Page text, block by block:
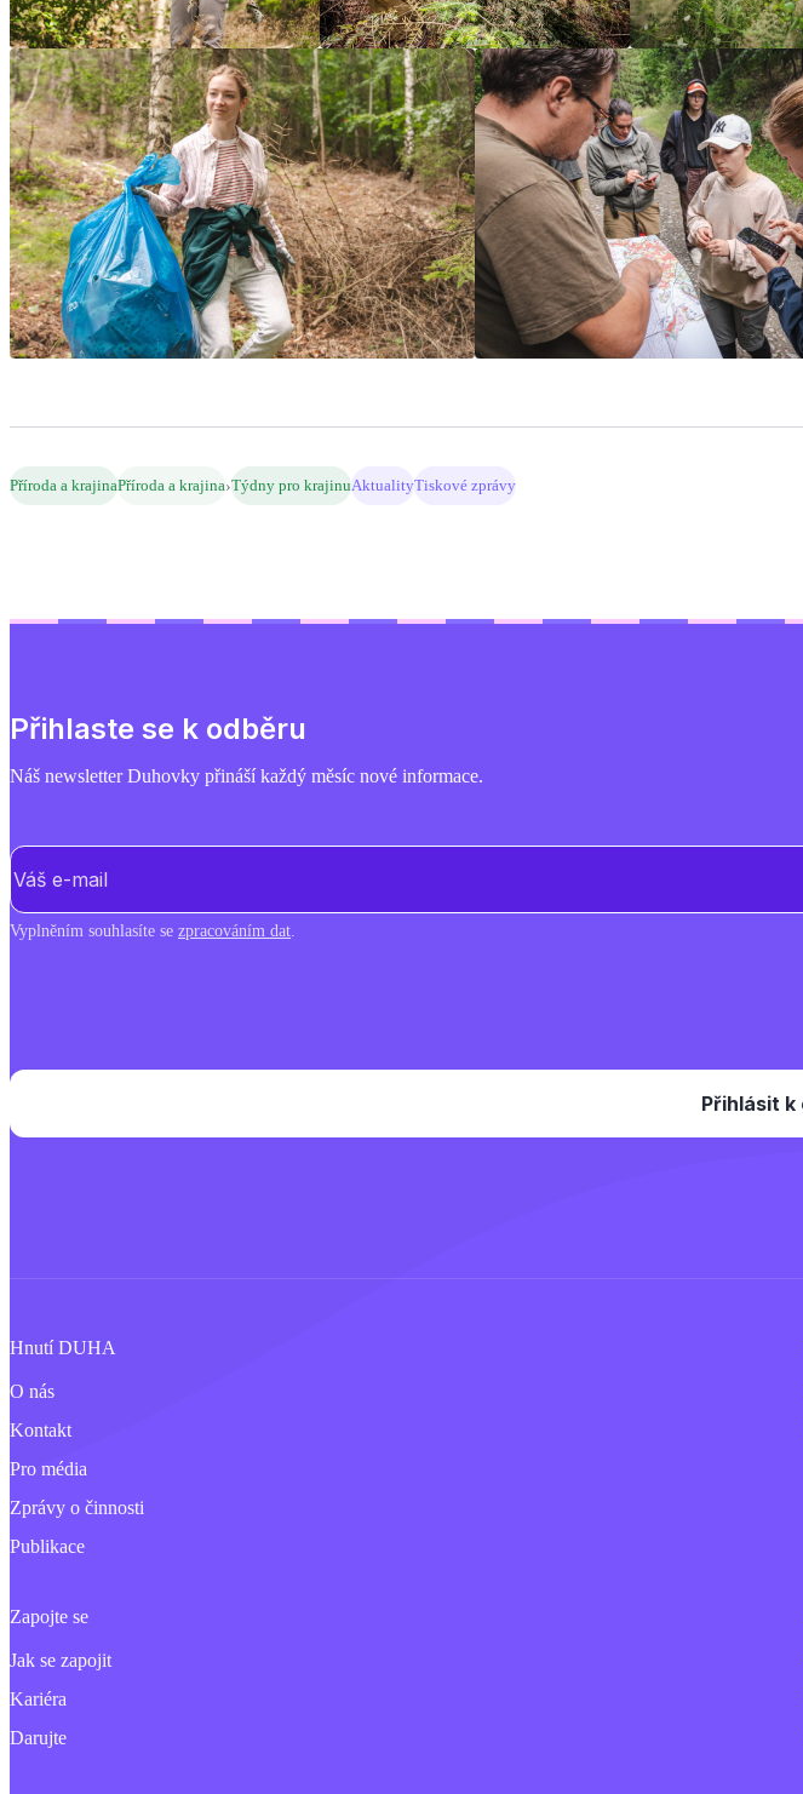
Příroda a krajinaPříroda a krajina›Týdny pro krajinuAktualityTiskové zprávy
Přihlaste se k odběru
Náš newsletter Duhovky přináší každý měsíc nové informace.
E-mail
Vyplněním souhlasíte se zpracováním dat.
Hnutí DUHA
O nás
Kontakt
Pro média
Zprávy o činnosti
Publikace
Zapojte se
Jak se zapojit
Kariéra
Darujte